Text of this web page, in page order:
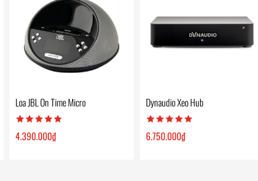
Loa JBL On Time Micro
4.390.000₫
Dynaudio Xeo Hub
6.750.000₫